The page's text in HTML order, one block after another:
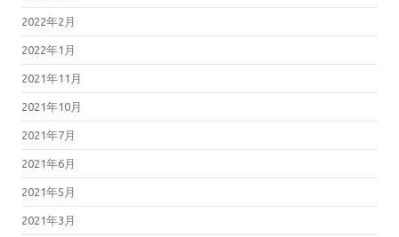
2022年2月
2022年1月
2021年11月
2021年10月
2021年7月
2021年6月
2021年5月
2021年3月